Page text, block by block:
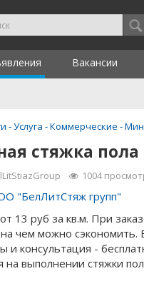
Вакансии
- Услуга -Коммерческие -
стяжка
1004
"БелЛитСтяж групп"
13 руб за кв.м. При
на чем можно
и консультация -
на выполнении стяжки